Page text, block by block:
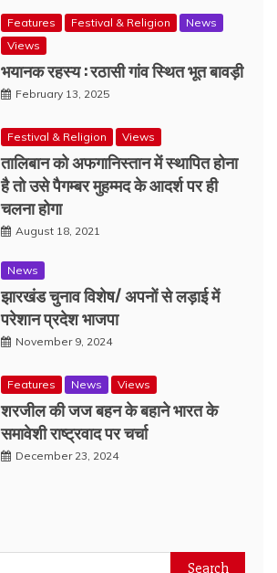
Features Festival & Religion
News
Views
भयानक रहस्य : रठासी गांव स्थित भूत बावड़ी
February 13, 2025
Festival & Religion Views
तालिबान को अफगानिस्तान में स्थापित होना
है तो उसे पैगम्बर मुहम्मद के आदर्श पर ही
चलना होगा
August 18, 2021
News
झारखंड चुनाव विशेष/ अपनों से लड़ाई में
परेशान प्रदेश भाजपा
November 9, 2024
Features News Views
शरजील की जज बहन के बहाने भारत के
समावेशी राष्ट्रवाद पर चर्चा
December 23, 2024